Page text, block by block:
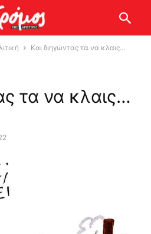
Και διηγώντας τα να κλαις…
τα να κλαις…